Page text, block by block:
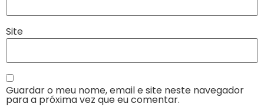
Site
Guardar o meu nome, email e site neste navegador
para a próxima vez que eu comentar.